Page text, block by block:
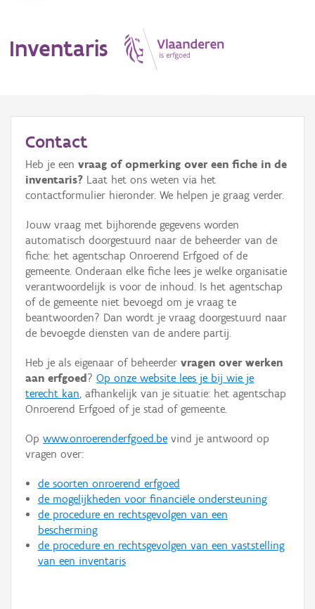
Inventaris
Erfgoedobject
Aanduidingsobject
Waarneming
Thema
Gebeurtenis
Persoon of collectief
Hergebruik
Aanmelden
Contact
Heb je een vraag of opmerking over een fiche in de
inventaris? Laat het ons weten via het
contactformulier hieronder. We helpen je graag verder.
Jouw vraag met bijhorende gegevens worden
automatisch doorgestuurd naar de beheerder van de
fiche: het agentschap Onroerend Erfgoed of de
gemeente. Onderaan elke fiche lees je welke organisatie
verantwoordelijk is voor de inhoud. Is het agentschap
of de gemeente niet bevoegd om je vraag te
beantwoorden? Dan wordt je vraag doorgestuurd naar
de bevoegde diensten van de andere partij.
Heb je als eigenaar of beheerder vragen over werken
aan erfgoed ? Op onze website lees je bij wie je
terecht kan, afhankelijk van je situatie: het agentschap
Onroerend Erfgoed of je stad of gemeente.
Op www.onroerenderfgoed.be vind je antwoord op
vragen over:
de soorten onroerend erfgoed
de mogelijkheden voor financiële ondersteuning
de procedure en rechtsgevolgen van een
bescherming
de procedure en rechtsgevolgen van een vaststelling
van een inventaris